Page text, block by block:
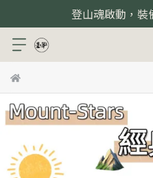
登山魂啟動，裝